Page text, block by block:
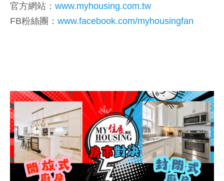
官方網站： www.myhousing.com.tw
FB粉絲團： www.facebook.com/myhousingfan